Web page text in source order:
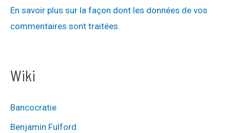
Wiki
Bancocratie
Benjamin Fulford
En savoir plus sur la façon dont les données de vos
commentaires sont traitées.